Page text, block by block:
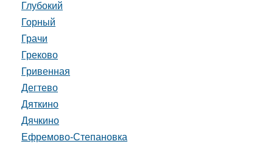
Глубокий
Горный
Грачи
Греково
Гривенная
Дегтево
Дяткино
Дячкино
Ефремово-Степановка